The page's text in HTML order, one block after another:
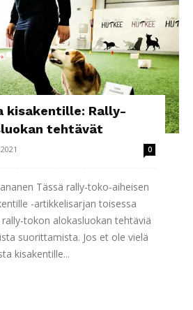
kisakentille: Rally-
tehtävät
0
Tässä rally-toko-aiheisen
-artikkelisarjan toisessa
tokon alokasluokan tehtäviä
suorittamista. Jos et ole vielä
kisakentille...